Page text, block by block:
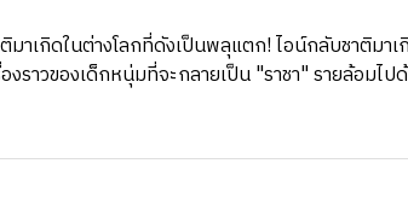
าเกิดในต่างโลกที่ดังเป็นพลุแตก! ไอน์กลับชาติม
งราวของเด็กหนุ่มที่จะกลายเป็น "ราชา" รายล้อม